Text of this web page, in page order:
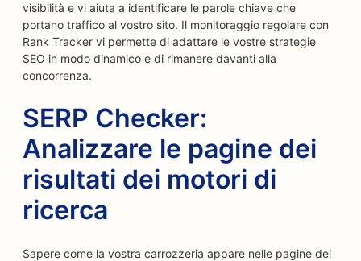
visibilità e vi aiuta a identificare le parole chiave che
portano traffico al vostro sito. Il monitoraggio regolare con
Rank Tracker vi permette di adattare le vostre strategie
SEO in modo dinamico e di rimanere davanti alla
concorrenza.
SERP Checker:
Analizzare le pagine dei
risultati dei motori di
ricerca
Sapere come la vostra carrozzeria appare nelle pagine dei